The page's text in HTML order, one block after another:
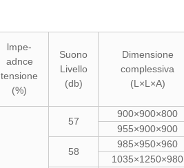
lmpe-
adnce
tensione
(%)
Suono
Livello
(db)
Dimensione
complessiva
(L×L×A)
57
900×900×800
955×900×900
58
985×950×960
1035×1250×980